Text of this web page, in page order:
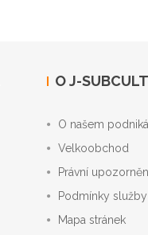
O J-
O našem
Velkoobchod
Právní
Podmínky služby
Mapa stránek